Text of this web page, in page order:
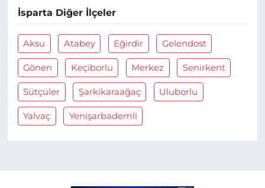
İsparta Diğer İlçeler
Aksu Atabey Eğirdir Gelendost
Gönen Keçiborlu Merkez Senirkent
Sütçüler Şarkikaraağaç Uluborlu
Yalvaç Yenişarbademli